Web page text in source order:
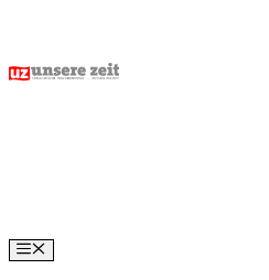
content
Menu